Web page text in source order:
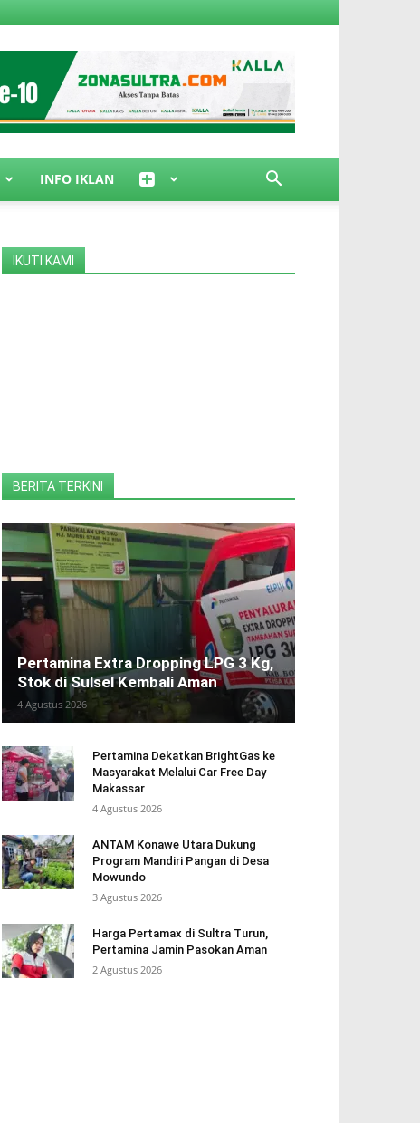
INFO IKLAN
IKUTI KAMI
BERITA TERKINI
Pertamina Extra Dropping LPG 3 Kg,
Stok di Sulsel Kembali Aman
4 Agustus 2026
Pertamina Dekatkan BrightGas ke
Masyarakat Melalui Car Free Day
Makassar
4 Agustus 2026
ANTAM Konawe Utara Dukung
Program Mandiri Pangan di Desa
Mowundo
3 Agustus 2026
Harga Pertamax di Sultra Turun,
Pertamina Jamin Pasokan Aman
2 Agustus 2026